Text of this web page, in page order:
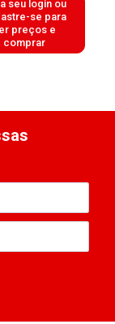
seu login ou
se para
preços e
comprar